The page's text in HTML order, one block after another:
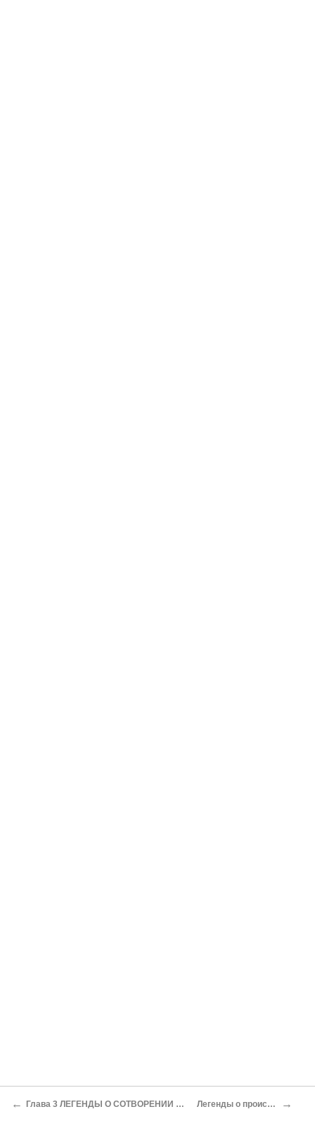
← Глава 3 ЛЕГЕНДЫ О СОТВОРЕНИИ ПЕРВЫХ ЛЮДЕЙ, ИЗОБРЕТЕНИЙ И РАЗНЫХ НАРОДОВ. ПРЕДСТАВЛЕНИЯ О МИФИЧЕСКИХ ПЛЕМЕНАХ И НАРОДАХ Легенды о происхождении жилища, хозяйственных построек, орудий труда →